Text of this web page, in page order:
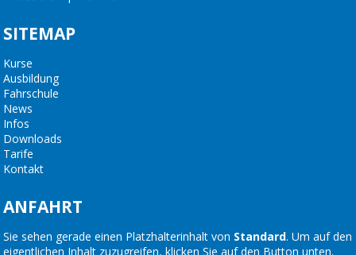
SITEMAP
Kurse
Ausbildung
Fahrschule
News
Infos
Downloads
Tarife
Kontakt
ANFAHRT
Sie sehen gerade einen Platzhalterinhalt von Standard. Um auf den
eigentlichen Inhalt zuzugreifen, klicken Sie auf den Button unten.